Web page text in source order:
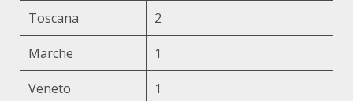
Toscana 2
Marche 1
Veneto 1